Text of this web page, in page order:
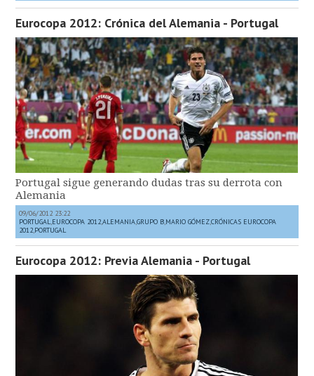
Eurocopa 2012: Crónica del Alemania - Portugal
Portugal sigue generando dudas tras su derrota con
Alemania
09/06/2012 23:22
PORTUGAL EUROCOPA 2012,ALEMANIA,GRUPO B MARIO GÓMEZ,CRÓNICAS EUROCOPA
2012 PORTUGAL
Eurocopa 2012: Previa Alemania - Portugal